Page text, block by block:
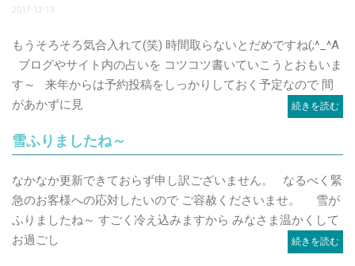
2017-12-13
もうそろそろ気合入れて(笑) 時間取らないとだめですね(;^_^A
ブログやサイト内の占いを コツコツ書いていこうとおもいま
す～ 来年からは予約投稿をしっかりしておく予定なので 間
があかずに見
続きを読む
雪ふりましたね～
なかなか更新できておらず申し訳ございません。 なるべく緊
急のお客様への応対したいので ご容赦くださいませ。 雪が
ふりましたね～ すごく冷え込みますから みなさま温かくして
お過ごし
続きを読む